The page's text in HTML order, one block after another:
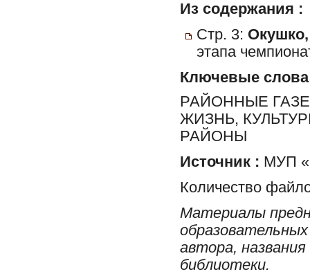
Из содержания :
Стр. 3:
этапа
Ключевые слова
РАЙОННЫЕ
ЖИЗНЬ,
РАЙОНЫ
Источник : МУП
Количество
Материалы
автора,
библиотеки.